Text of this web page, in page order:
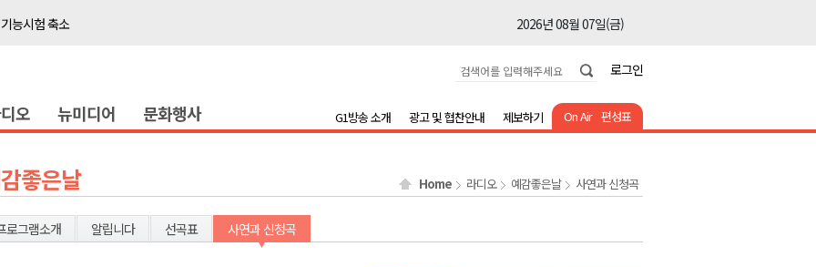
능시험 축소
2026년 08월 07일(금)
2026년 08월 07일(금)
가포르 복합리조트
2026년 08월 07일(금)
막
원사업 시행
2026년 08월 07일(금)
안전 진단
지정
로그인
오 뉴미디어 문화행사 On Air 편성표
G1방송 소개 광고 및 협찬안내 제보하기
좋은날 Home 라디오 예감좋은날 사연과 신청곡
로그램소개 알립니다 선곡표 사연과 신청곡